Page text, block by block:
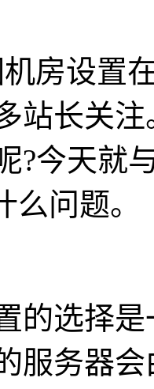
机房设置
站长关
?今天就
么问题。
选择是
服务器